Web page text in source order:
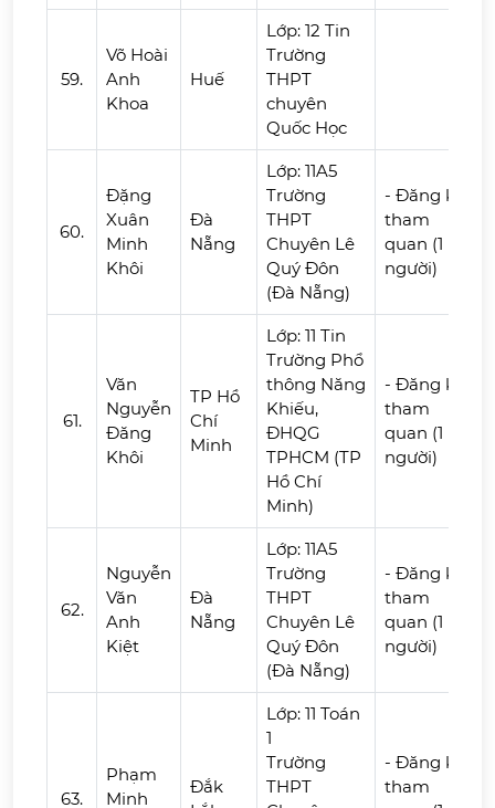
59.
Võ Hoài
Anh
Khoa
Huế
Lớp: 12 Tin
Trường
THPT
chuyên
Quốc Học
60.
Đặng
Xuân
Minh
Khôi
Đà
Nẵng
Lớp: 11A5
Trường
THPT
Chuyên Lê
Quý Đôn
(Đà Nẵng)
- Đăng ký
tham
quan (1
người)
61.
Văn
Nguyễn
Đăng
Khôi
TP Hồ
Chí
Minh
Lớp: 11 Tin
Trường Phổ
thông Năng
Khiếu,
ĐHQG
TPHCM (TP
Hồ Chí
Minh)
- Đăng ký
tham
quan (1
người)
62.
Nguyễn
Văn
Anh
Kiệt
Đà
Nẵng
Lớp: 11A5
Trường
THPT
Chuyên Lê
Quý Đôn
(Đà Nẵng)
- Đăng ký
tham
quan (1
người)
63.
Phạm
Minh
Đắk
Lớp: 11 Toán
1
Trường
THPT
- Đăng ký
tham